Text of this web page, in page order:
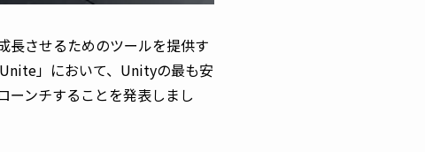
長させるためのツールを提供す
」において、Unityの最も安
ンチすることを発表しまし